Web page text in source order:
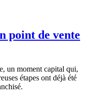
point de vente
un moment capital qui,
étapes ont déjà été